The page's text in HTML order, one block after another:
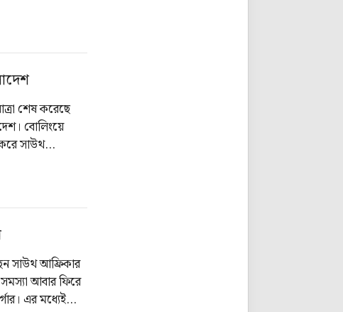
শেষ করেছে
বোলিংয়ে
সাউথ
সাউথ আফ্রিকার
সমস্যা আবার ফিরে
এর মধ্যেই